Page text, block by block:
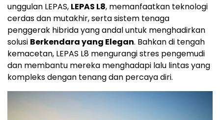
unggulan LEPAS, LEPAS L8, memanfaatkan teknologi
cerdas dan mutakhir, serta sistem tenaga
penggerak hibrida yang andal untuk menghadirkan
solusi Berkendara yang Elegan. Bahkan di tengah
kemacetan, LEPAS L8 mengurangi stres pengemudi
dan membantu mereka menghadapi lalu lintas yang
kompleks dengan tenang dan percaya diri.